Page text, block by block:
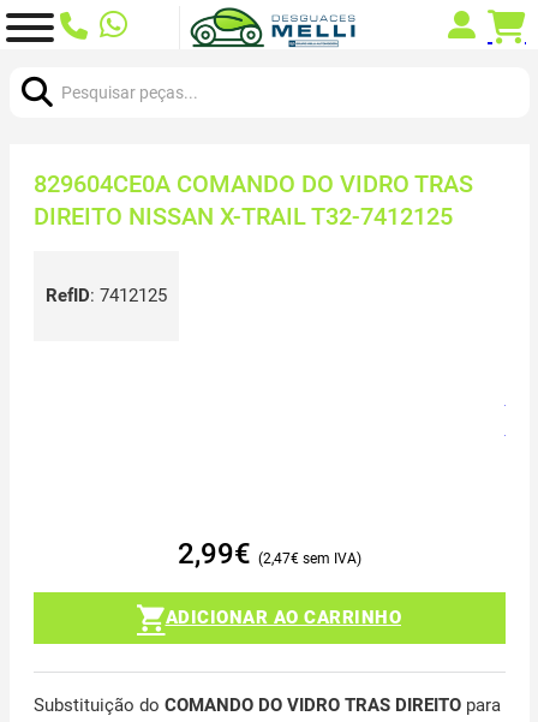
829604CE0A COMANDO DO VIDRO TRAS
DIREITO NISSAN X-TRAIL T32-7412125
RefID: 7412125
2,99€ 2,47€
ADICIONAR AO CARRINHO
Substituição do COMANDO DO VIDRO TRAS DIREITOpara